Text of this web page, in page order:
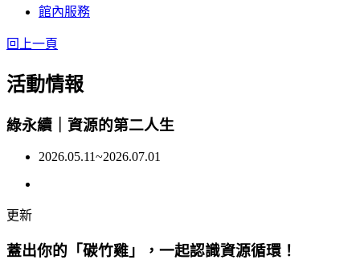
館內服務
回上一頁
活動情報
綠永續｜資源的第二人生
2026.05.11~2026.07.01
更新
蓋出你的「碳竹雞」，一起認識資源循環！